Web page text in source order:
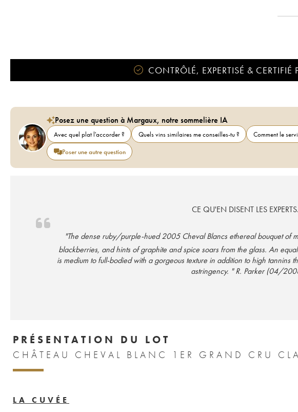
CONTRÔLÉ, EXPERTISÉ & CERTIFIÉ
Posez une question à Margaux, notre sommelière IA
Avec quel plat l'accorder ? Quels vins similaires me conseilles-tu ? Comment le
Poser une autre question
CE QU'EN DISENT LES
"The dense ruby/purple-hued 2005 Cheval Blancs ethereal bouquet of
blackberries, and hints of graphite and spice soars from the glass. An
is medium to full-bodied with a gorgeous texture in addition to high tannins
astringency. " R. Parker (04/
PRÉSENTATION DU LOT
CHÂTEAU CHEVAL BLANC 1ER GRAND CRU
LA CUVÉE